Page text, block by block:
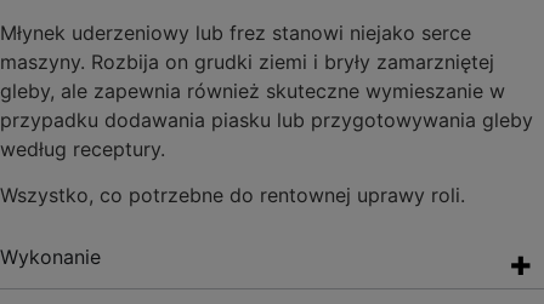
Młynek uderzeniowy lub frez stanowi niejako serce
maszyny. Rozbija on grudki ziemi i bryły zamarzniętej
gleby, ale zapewnia również skuteczne wymieszanie w
przypadku dodawania piasku lub przygotowywania gleby
według receptury.
Wszystko, co potrzebne do rentownej uprawy roli.
Wykonanie